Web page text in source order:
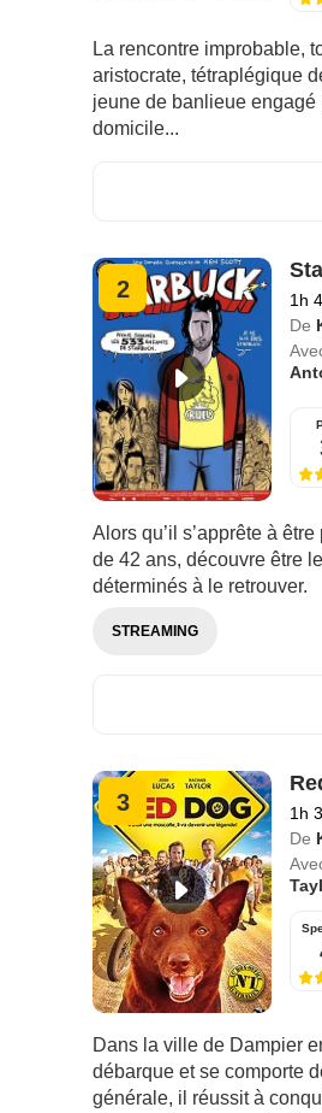
La rencontre improbable,
aristocrate, tétraplégique
jeune de banlieue engagé
domicile...
2 1h
De
Alors qu’il s’apprête à
de 42 ans, découvre être
déterminés à le retrouver.
STREAMING
3 1h
De
Dans la ville de Dampier
débarque et se comporte
générale, il réussit à